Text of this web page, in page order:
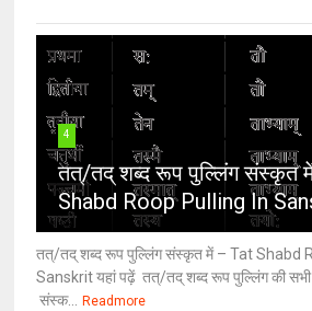
4
तत्/तद् शब्द रूप पुल्लिंग संस्कृत
Shabd Roop Pulling In
तत्/तद् शब्द रूप पुल्लिंग संस्कृत में – Tat Shabd
Sanskrit यहां पढ़ें तत्/तद् शब्द रूप पुल्लिंग की
संस्क...
Readmore